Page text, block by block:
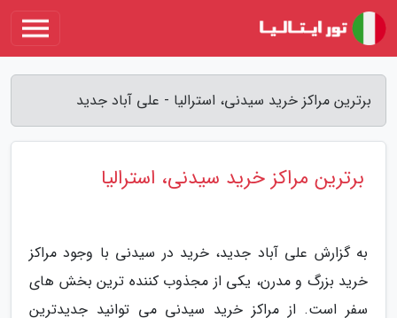
برترین مراکز خرید سیدنی، استرالیا - علی آباد جدید
برترین مراکز خرید سیدنی، استرالیا
به گزارش علی آباد جدید، خرید در سیدنی با وجود مراکز
خرید بزرگ و مدرن، یکی از مجذوب کننده ترین بخش های
سفر است. از مراکز خرید سیدنی می توانید جدیدترین